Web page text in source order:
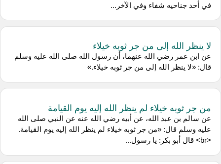
في أحد جناحيه شفاء وفي الآخر...
لا ينظر الله إلى من جر ثوبه خيلاء
عن ‌ابن عمر رضي الله عنهما، أن رسول الله صلى الله عليه وسلم
قال: «لا ينظر الله إلى من جر ثوبه خيلاء.»
من جر ثوبه خيلاء لم ينظر الله إليه يوم القيامة
عن ‌سالم بن عبد الله، عن ‌أبيه رضي الله عنه عن النبي صلى الله
عليه وسلم قال: «من جر ثوبه خيلاء لم ينظر الله إليه يوم القيامة.
<br> قال أبو بكر: يا رسول...